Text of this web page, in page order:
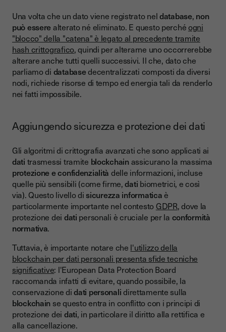
Una volta che un dato viene registrato neldatabase, non
può esserealterato né eliminato. E questo perchéogni
"blocco" della "catena" è legato al precedente tramite
hash crittografico, quindi per alterarne uno occorrerebbe
alterare anche tutti quelli successivi. Il che, dato che
parliamo di databasedecentralizzati composti da diversi
nodi, richiede risorse di tempo ed energia tali da renderlo
nei fatti impossibile.
Aggiungendo sicurezza e protezione dei dati
Gli algoritmi di crittografia avanzati che sono applicati ai
dati trasmessi tramite blockchainassicurano la massima
protezione e confidenzialità delle informazioni, incluse
quelle più sensibili (come firme,dati biometrici, e così
via). Questo livello disicurezza informaticaè
particolarmente importante nel contestoGDPR, dove la
protezione dei dati personali è cruciale per la conformità
normativa.
Tuttavia, è importante notare che l'utilizzo della
blockchain per dati personali presenta sfide tecniche
significative: l'European Data Protection Board
raccomanda infatti di evitare, quando possibile, la
conservazione didati personalidirettamente sulla
blockchain se questo entra in conflitto con i principi di
protezione dei dati, in particolare il diritto alla rettifica e
alla cancellazione.